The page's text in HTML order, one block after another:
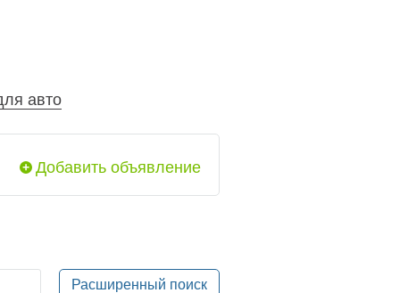
авто
Добавить объявление
Расширенный поиск